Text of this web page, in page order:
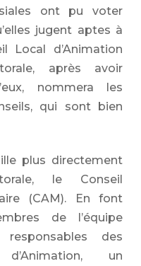
ont pu voter
jugent aptes à
Local d’Animation
après avoir
nommera les
qui sont bien
plus directement
le Conseil
(CAM). En font
de l’équipe
des
un